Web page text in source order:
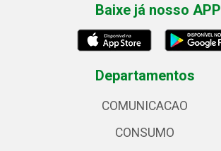
Baixe já nosso APP
Departamentos
COMUNICACAO
CONSUMO